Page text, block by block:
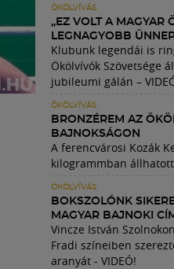
ÖKÖLVÍVÁS
„EZ VOLT A MAGYAR
LEGNAGYOBB
Klubunk legendái is
Ökölvívók Szövetsége
jubileumi gálán –
ÖKÖLVÍVÁS
BRONZÉREM AZ
BAJNOKSÁGON
A ferencvárosi Kozák
kilogrammban
ÖKÖLVÍVÁS
BOKSZOLÓNK
MAGYAR BAJNOKI
Vincze István
Fradi színeiben
aranyát - VIDEÓ!